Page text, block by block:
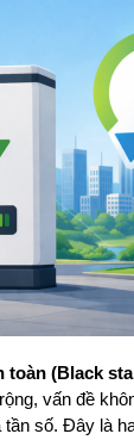
toàn (Black
vấn đề
số. Đây là